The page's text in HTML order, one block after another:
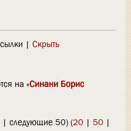
| Скрыть
на «Синани Борис
| следующие 50) (20 | 50 |